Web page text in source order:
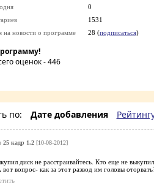
0
1531
на новости о программе
28 (подписаться)
оценок -446
по: Дате добавления
25 кадр 1.2[10-08-2012]
диск не расстраивайтесь. Кто еще не
вопрос- как за этот развод им головы